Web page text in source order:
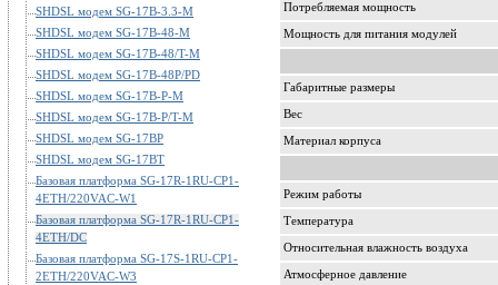
SHDSL модем SG-17B-3.3-M
SHDSL модем SG-17B-48-M
SHDSL модем SG-17B-48/T-M
SHDSL модем SG-17B-48P/PD
SHDSL модем SG-17B-P-M
SHDSL модем SG-17B-P/T-M
SHDSL модем SG-17BP
SHDSL модем SG-17BT
Базовая платформа SG-17R-1RU-CP1-
4ETH/220VAC-W1
Базовая платформа SG-17R-1RU-CP1-
4ETH/DC
Базовая платформа SG-17S-1RU-CP1-
2ETH/220VAC-W3
Потребляемая мощность
Мощность для питания модулей
Габаритные размеры
Вес
Материал корпуса
Режим работы
Температура
Относительная влажность воздуха
Атмосферное давление